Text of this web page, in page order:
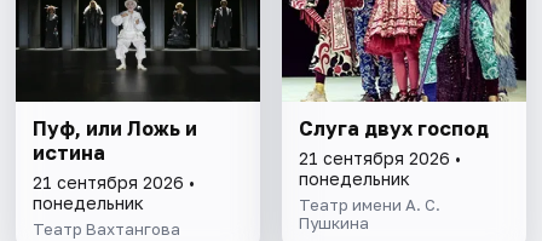
Пуф, или Ложь и
истина
21 сентября 2026 •
понедельник
Театр Вахтангова
Слуга двух господ
21 сентября 2026 •
понедельник
Театр имени А. С.
Пушкина